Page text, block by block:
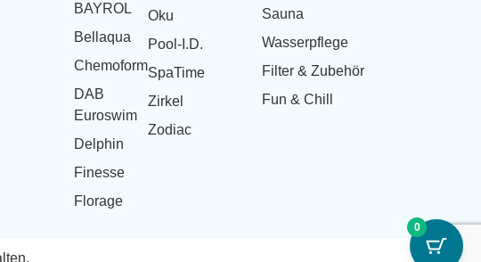
BAYROL
Bellaqua
Chemoform
DAB
Euroswim
Delphin
Finesse
Florage
Oku
Pool-I.D.
SpaTime
Zirkel
Zodiac
Sauna
Wasserpflege
Filter & Zubehör
Fun & Chill
0